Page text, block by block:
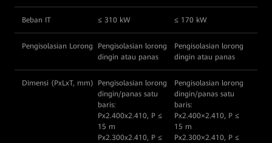
Beban IT ≤ 310 kW ≤ 170 kW
Pengisolasian Lorong
Pengisolasian lorong
dingin atau panas
Pengisolasian lorong
dingin atau panas
Dimensi (PxLxT, mm)
Pengisolasian lorong
dingin/panas satu
baris:
Px2.400x2.410, P ≤
15 m
Px2.300x2.410, P ≤
Pengisolasian lorong
dingin/panas satu
baris:
Px2.400×2.410, P ≤
15 m
Px2.300×2.410, P ≤